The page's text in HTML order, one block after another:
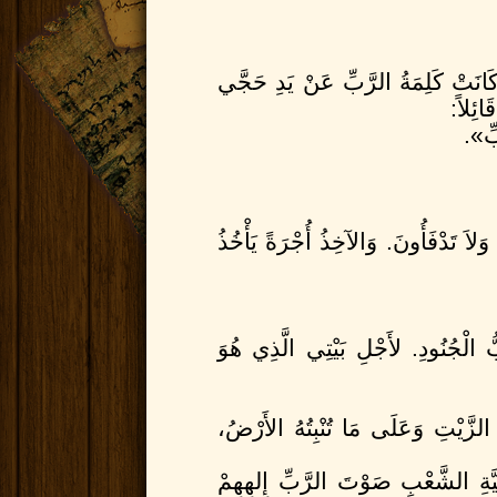
كَانَتْ كَلِمَةُ الرَّبِّ عَنْ يَدِ حَجَّي
تَدْفَأُونَ. وَالآخِذُ أُجْرَةً يَأْخُذُ
الْجُنُودِ. لأَجْلِ بَيْتِي الَّذِي هُوَ
وَعَلَى مَا تُنْبِتُهُ الأَرْضُ،
الشَّعْبِ صَوْتَ الرَّبِّ إِلهِهِمْ
الاصحاح الثاني
فِي الشَّهْرِ
«كَلِّمْ زَرُبَّابِلَ بْنَ
مَنِ الْبَاقِي فِيكُمُ
فَالآنَ تَشَدَّدْ يَا
يَقُولُ الرَّبُّ.
حَسَبَ الْكَلاَمِ
لأَنَّهُ هكَذَا قَالَ رَبُّ
وَأُزَلْزِلُ كُلَّ الأُمَمِ.
لِي الْفِضَّةُ وَلِي
مَجْدُ هذَا الْبَيْتِ
فِي الرَّابعِ
«هكَذَا قَالَ رَبُّ
إِنْ حَمَلَ إِنْسَانٌ
يَتَقَدَّسُ؟» فَأَجَابَ
فَقَالَ حَجَّي: «إِنْ